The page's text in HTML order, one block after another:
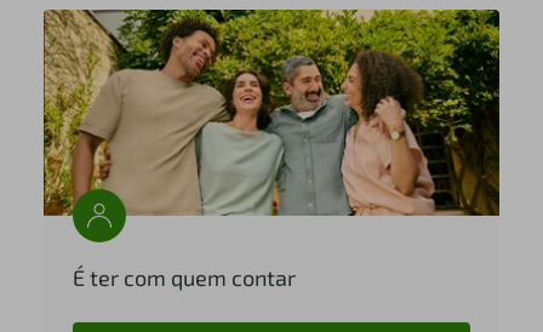
É ter com quem contar